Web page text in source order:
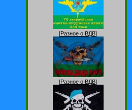
[Разное о ВДВ]
[Разное о ВДВ]